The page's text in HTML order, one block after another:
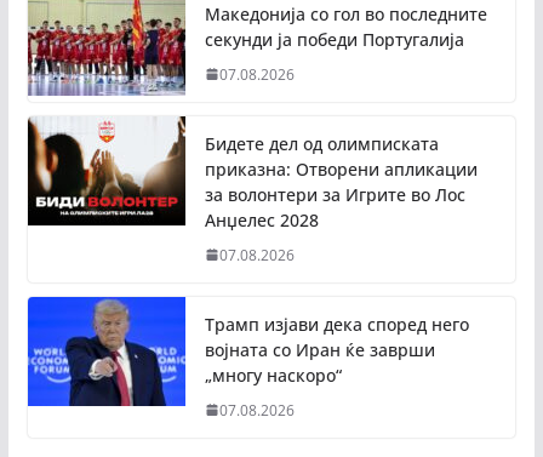
Македонија со гол во последните
секунди ја победи Португалија
07.08.2026
Бидете дел од олимписката
приказна: Отворени апликации
за волонтери за Игрите во Лос
Анџелес 2028
07.08.2026
Трамп изјави дека според него
војната со Иран ќе заврши
„многу наскоро“
07.08.2026